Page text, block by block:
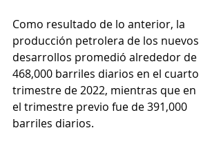
Como resultado de lo anterior, la
producción petrolera de los nuevos
desarrollos promedió alrededor de
468,000 barriles diarios en el cuarto
trimestre de 2022, mientras que en
el trimestre previo fue de 391,000
barriles diarios.